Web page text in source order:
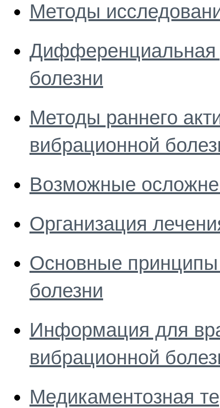
Методы
Дифференциальная
болезни
Методы раннего
вибрационной
Возможные
Организация
Основные
болезни
Информация для
вибрационной
Медикаментозная